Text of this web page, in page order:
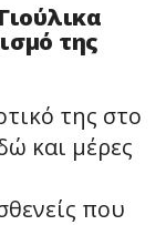
της
της στο
και μέρες
που